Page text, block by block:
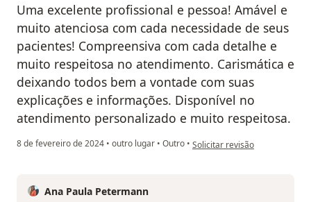
Uma excelente profissional e pessoa! Amável e
muito atenciosa com cada necessidade de seus
pacientes! Compreensiva com cada detalhe e
muito respeitosa no atendimento. Carismática e
deixando todos bem a vontade com suas
explicações e informações. Disponível no
atendimento personalizado e muito respeitosa.
8 de fevereiro de 2024 • outro lugar • Outro • na opinião do utilizador Alana
Solicitar revisão
Ana Paula Petermann